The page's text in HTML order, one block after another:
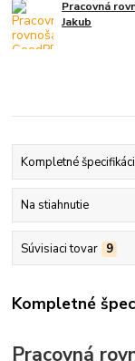
Pracovná
Jakub
Kompletné
Na stiahnutie
Súvisiaci tovar 9
Kompletné
Pracovná